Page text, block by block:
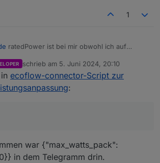
1
ratedPower ist bei mir obwohl ich auf
den Wert in der App verstelle, dann zeigt mir
folgendes an:
info	javascript.0 (21466)
schrieb am 5. Juni 2024, 20:10
zuletzt editiert von
ecoflow-connector-Script zur
:
war {"max_watts_pack":
in dem Telegramm drin.